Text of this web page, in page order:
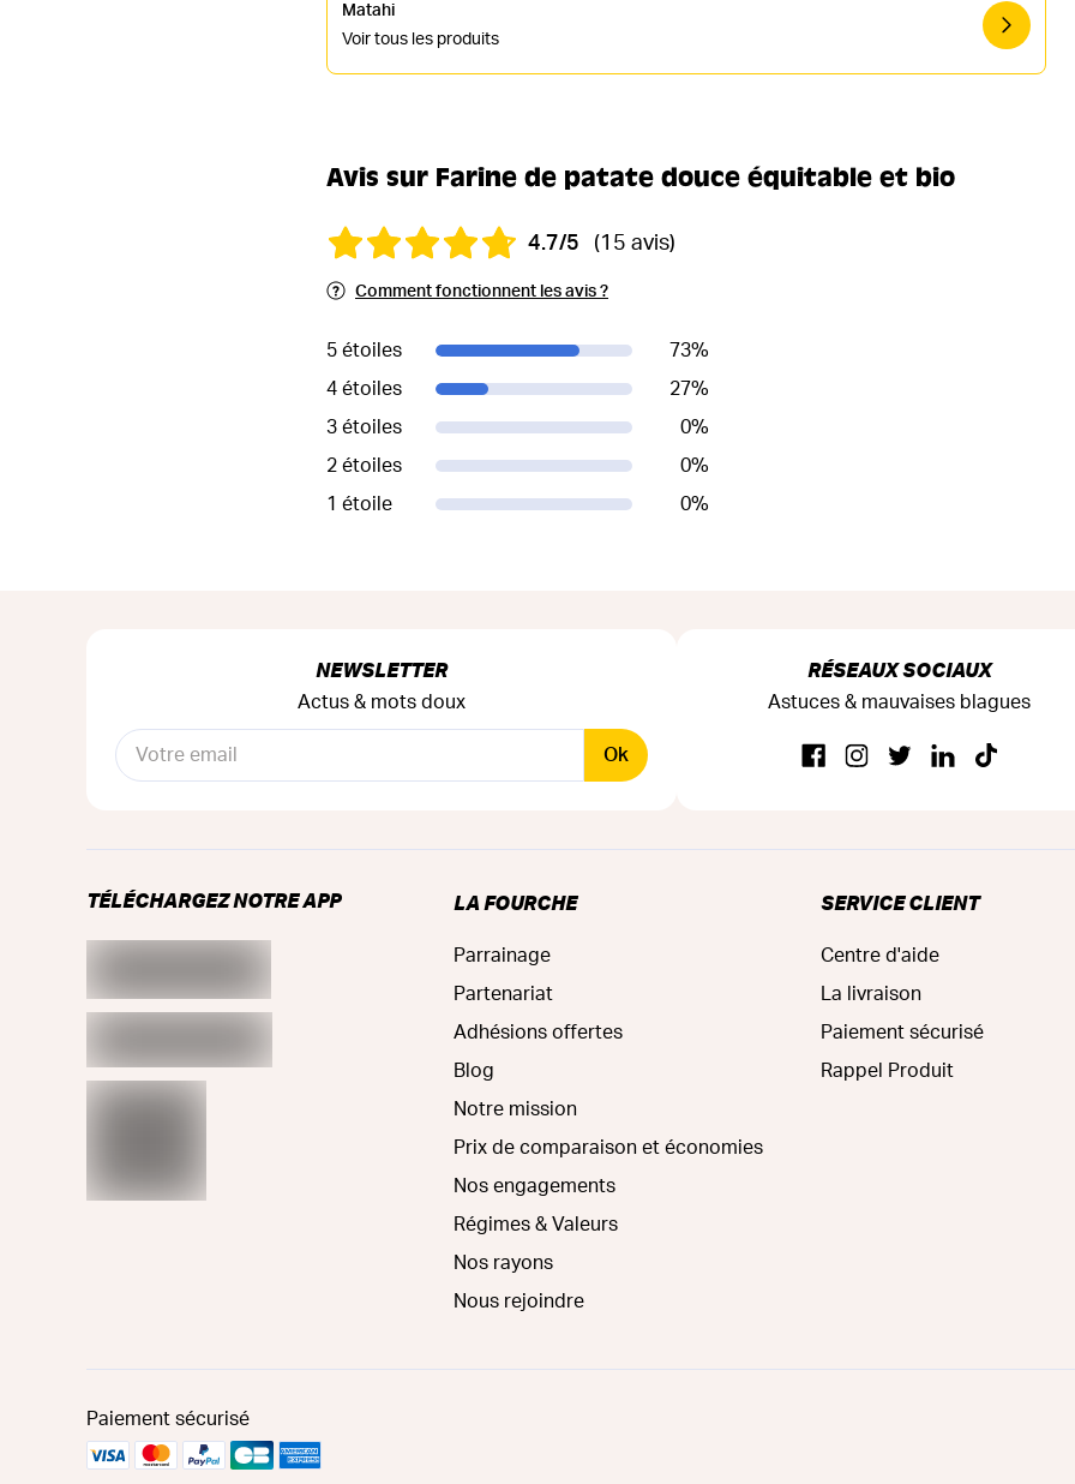
Matahi
Voir tous les produits
Avis sur Farine de patate douce équitable et bio
4.7/5 (15 avis)
Comment fonctionnent les avis ?
5 étoiles 73%
4 étoiles
27%
3 étoiles
0%
2 étoiles
0%
1 étoile
0%
NEWSLETTER
Actus & mots doux
Ok
RÉSEAUX SOCIAUX
Astuces & mauvaises blagues
TÉLÉCHARGEZ NOTRE APP LA FOURCHE
Parrainage
Partenariat
Adhésions offertes
Blog
Notre mission
Prix de comparaison et économies
Nos engagements
Régimes & Valeurs
Nos rayons
Nous rejoindre
SERVICE CLIENT
Centre d'aide
La livraison
Paiement sécurisé
Rappel Produit
Paiement sécurisé